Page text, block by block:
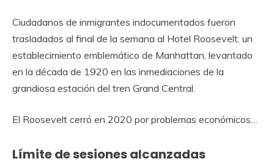
Ciudadanos de inmigrantes indocumentados fueron
trasladados al final de la semana al Hotel Roosevelt, un
establecimiento emblemático de Manhattan, levantado
en la década de 1920 en las inmediaciones de la
grandiosa estación del tren Grand Central.
El Roosevelt cerró en 2020 por problemas económicos…
Límite de sesiones alcanzadas